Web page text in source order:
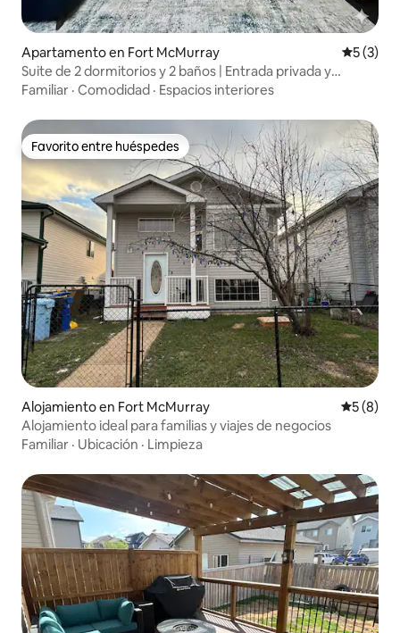
Apartamento en Fort McMurray
5 (3)
Suite de 2 dormitorios y 2 baños | Entrada privada y
lavandería
Familiar · Comodidad · Espacios interiores
Favorito entre huéspedes
Favorito entre huéspedes
Alojamiento en Fort McMurray
5 (8)
Alojamiento ideal para familias y viajes de negocios
Familiar · Ubicación · Limpieza